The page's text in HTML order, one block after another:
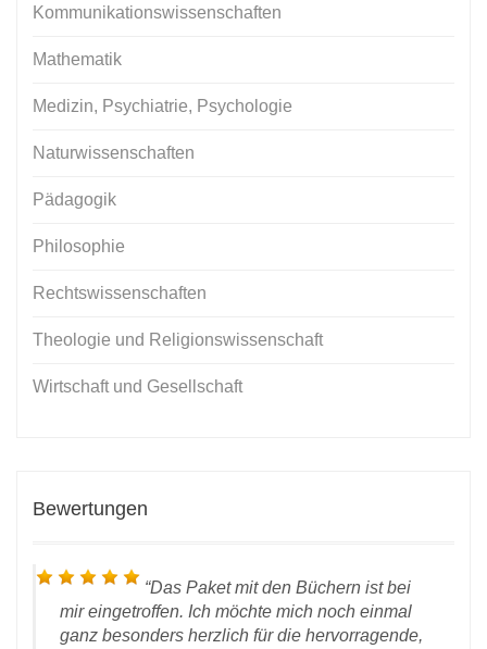
Kommunikationswissenschaften
Mathematik
Medizin, Psychiatrie, Psychologie
Naturwissenschaften
Pädagogik
Philosophie
Rechtswissenschaften
Theologie und Religionswissenschaft
Wirtschaft und Gesellschaft
Bewertungen
Das Paket mit den Büchern ist bei
mir eingetroffen. Ich möchte mich noch einmal
ganz besonders herzlich für die hervorragende,